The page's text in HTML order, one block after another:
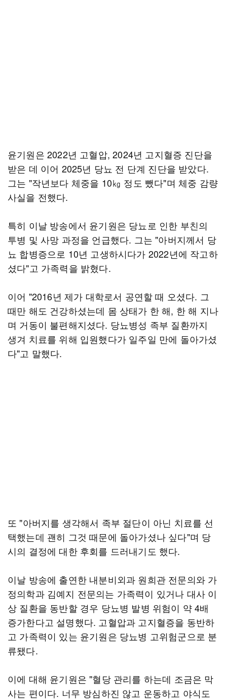
윤기원은 2022년 고혈압, 2024년 고지혈증 진단을
받은 데 이어 2025년 당뇨 전 단계 진단을 받았다.
그는 "작년보다 체중을 10㎏ 정도 뺐다"며 체중 감량
사실을 전했다.
특히 이날 방송에서 윤기원은 당뇨로 인한 부친의
투병 및 사망 과정을 언급했다. 그는 "아버지께서 당
뇨 합병증으로 10년 고생하시다가 2022년에 작고하
셨다"고 가족력을 밝혔다.
이어 "2016년 제가 대학로서 공연할 때 오셨다. 그
때만 해도 건강하셨는데 몸 상태가 한 해, 한 해 지나
며 거동이 불편해지셨다. 당뇨병성 족부 질환까지
생겨 치료를 위해 입원했다가 일주일 만에 돌아가셨
다"고 말했다.
또 "아버지를 생각해서 족부 절단이 아닌 치료를 선
택했는데 괜히 그것 때문에 돌아가셨나 싶다"며 당
시의 결정에 대한 후회를 드러내기도 했다.
이날 방송에 출연한 내분비외과 원희관 전문의와 가
정의학과 김예지 전문의는 가족력이 있거나 대사 이
상 질환을 동반할 경우 당뇨병 발병 위험이 약 4배
증가한다고 설명했다. 고혈압과 고지혈증을 동반하
고 가족력이 있는 윤기원은 당뇨병 고위험군으로 분
류됐다.
이에 대해 윤기원은 "혈당 관리를 하는데 조금은 막
사는 편이다. 너무 방심하진 않고 운동하고 야식도